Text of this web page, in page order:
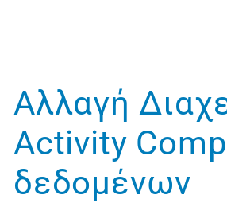
Aλλαγή
Αctivity
δεδομένων